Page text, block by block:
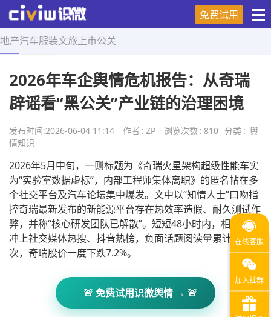
免费试用
地产汽车服装文旅 上市公关
首页 > 舆情知识 > 正文
2026年车企舆情危机报告：从奇瑞
辟谣看“黑公关”产业链的治理困境
发布时间:2026-06-04 11:14 作者 : ZP 浏览次数 : 810 分类 : 舆
情知识
2026年5月中旬，一则标题为《奇瑞火星架构超级性能车实
为“实验室数据虚标”，内部工程师集体离职》的匿名帖在多
个社交平台及汽车论坛集中爆发。文中以“知情人士”口吻指
控奇瑞最新发布的新能源平台存在热效率造假、耐久测试作
弊，并称“核心研发团队已解散”。短短48小时内，相关话题
冲上社交媒体热搜、抖音热榜，负面话题阅读量累计超14亿
次，奇瑞股价一度下跌7.2%。
🚨 免费试用识微舆情 → 🚨